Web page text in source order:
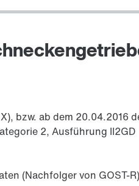
Diagnose-Einheiten
bzw. ab dem 20.04.2016
2, Ausführung II2GD
(Nachfolger von GOST-